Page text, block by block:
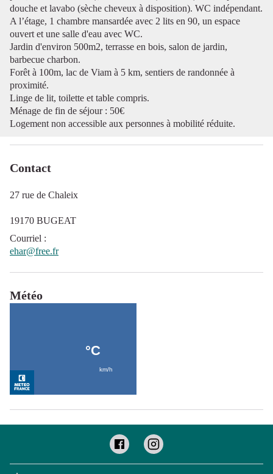
douche et lavabo (sèche cheveux à disposition). WC indépendant.
A l’étage, 1 chambre mansardée avec 2 lits en 90, un espace
ouvert et une salle d'eau avec WC.
Jardin d'environ 500m2, terrasse en bois, salon de jardin,
barbecue charbon.
Forêt à 100m, lac de Viam à 5 km, sentiers de randonnée à
proximité.
Linge de lit, toilette et table compris.
Ménage de fin de séjour : 50€
Logement non accessible aux personnes à mobilité réduite.
Contact
27 rue de Chaleix
19170 BUGEAT
Courriel :
ehar@free.fr
Météo